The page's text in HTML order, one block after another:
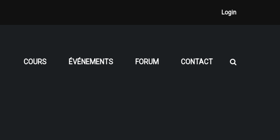
Login
COURS ÉVÉNEMENTS FORUM CONTACT